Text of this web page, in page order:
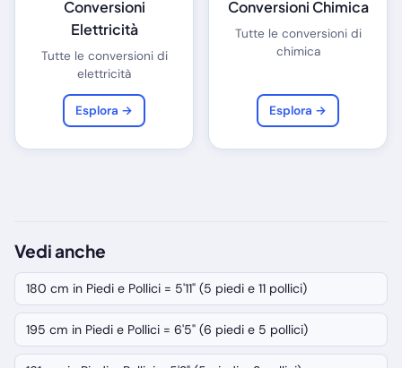
Conversioni
Elettricità
Tutte le conversioni di
elettricità
Esplora →
Conversioni Chimica
Tutte le conversioni di
chimica
Esplora →
Vedi anche
180 cm in Piedi e Pollici = 5'11" (5 piedi e 11 pollici)
195 cm in Piedi e Pollici = 6'5" (6 piedi e 5 pollici)